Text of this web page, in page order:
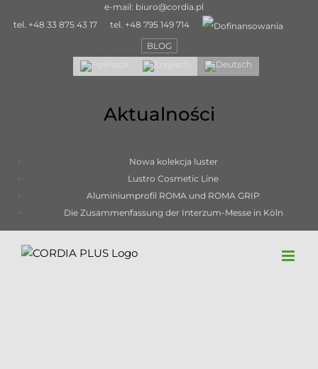
e-mail: biuro@cordia.pl
tel. +48 33 875 43 17 tel. +48 795 149 714
BLOG
Aktualności
Nowa kolekcja luster
Lustro Cosmetic Line
Aluminiumprofil ROMA und ROMA GRIP
Die Zusammenfassung der Interzum-Messe in Köln